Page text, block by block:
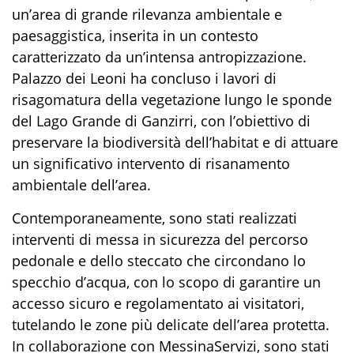
un’area di grande rilevanza ambientale e
paesaggistica, inserita in un contesto
caratterizzato da un’intensa antropizzazione.
Palazzo dei Leoni ha concluso i lavori di
risagomatura della vegetazione lungo le sponde
del Lago Grande di Ganzirri, con l’obiettivo di
preservare la biodiversità dell’habitat e di attuare
un significativo intervento di risanamento
ambientale dell’area.
Contemporaneamente, sono stati realizzati
interventi di messa in sicurezza del percorso
pedonale e dello steccato che circondano lo
specchio d’acqua, con lo scopo di garantire un
accesso sicuro e regolamentato ai visitatori,
tutelando le zone più delicate dell’area protetta.
In collaborazione con MessinaServizi, sono stati